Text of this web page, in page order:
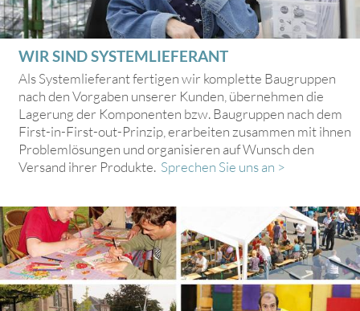
WIR SIND SYSTEMLIEFERANT
Als Systemlieferant fertigen wir komplette Baugruppen
nach den Vorgaben unserer Kunden, übernehmen die
Lagerung der Komponenten bzw. Baugruppen nach dem
First-in-First-out-Prinzip, erarbeiten zusammen mit ihnen
Problemlösungen und organisieren auf Wunsch den
Versand ihrer Produkte. Sprechen Sie uns an >